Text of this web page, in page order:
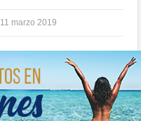
11 marzo 2019